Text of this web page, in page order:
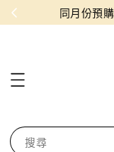
！ 同月份預
搜尋